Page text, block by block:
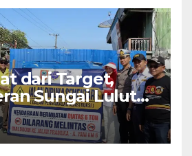
dari Target,
Sungai Lulut